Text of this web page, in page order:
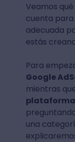
Veamos
cuenta
adecuada
estás
Para
Google
mientras
una